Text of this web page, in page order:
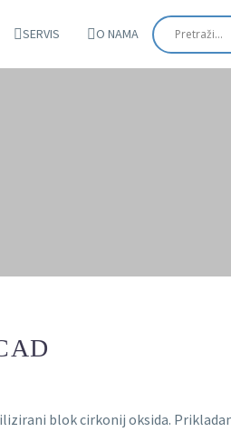
SERVIS O NAMA
blok cirkonij oksida.